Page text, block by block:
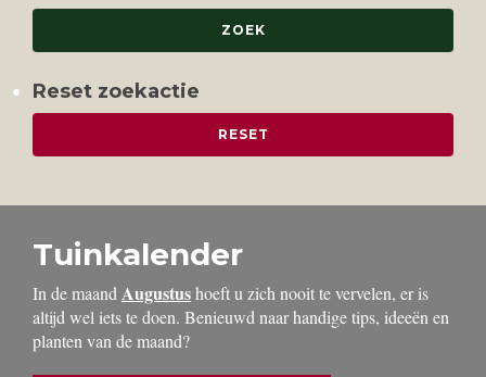
Reset zoekactie
Tuinkalender
In de maand Augustushoeft u zich nooit te vervelen, er is
altijd wel iets te doen. Benieuwd naar handige tips, ideeën en
planten van de maand?